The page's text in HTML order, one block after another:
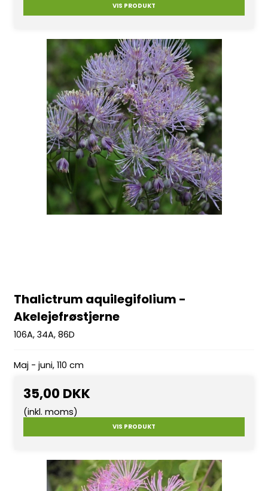
VIS PRODUKT
Thalictrum aquilegifolium -
Akelejefrøstjerne
106A, 34A, 86D
Maj - juni, 110 cm
35,00 DKK
(inkl. moms)
VIS PRODUKT